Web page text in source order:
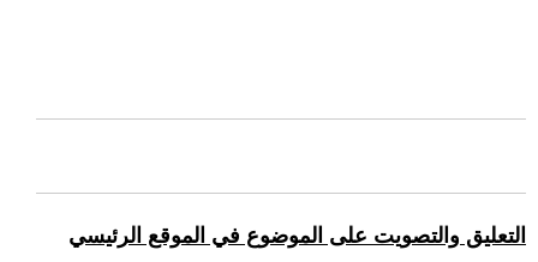
التعليق والتصويت على الموضوع في الموقع الرئيسي